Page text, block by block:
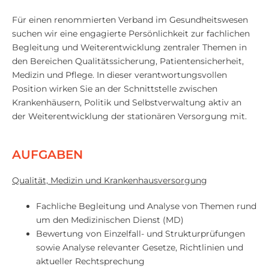
Für einen renommierten Verband im Gesundheitswesen
suchen wir eine engagierte Persönlichkeit zur fachlichen
Begleitung und Weiterentwicklung zentraler Themen in
den Bereichen Qualitätssicherung, Patientensicherheit,
Medizin und Pflege. In dieser verantwortungsvollen
Position wirken Sie an der Schnittstelle zwischen
Krankenhäusern, Politik und Selbstverwaltung aktiv an
der Weiterentwicklung der stationären Versorgung mit.
AUFGABEN
Qualität, Medizin und Krankenhausversorgung
Fachliche Begleitung und Analyse von Themen rund
um den Medizinischen Dienst (MD)
Bewertung von Einzelfall- und Strukturprüfungen
sowie Analyse relevanter Gesetze, Richtlinien und
aktueller Rechtsprechung